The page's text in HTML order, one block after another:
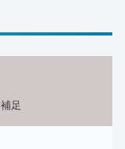
補足